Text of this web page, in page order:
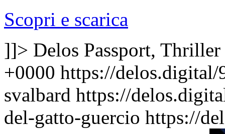
Scopri e scarica
]]> Delos Passport, Thriller
+0000 https://delos.digital/
svalbard https://
del-gatto-guercio https://